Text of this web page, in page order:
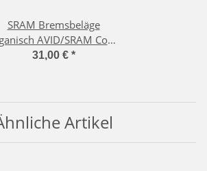
SRAM Bremsbeläge
AVID/SRAM Code
ab 2011
31,00 € *
Artikel